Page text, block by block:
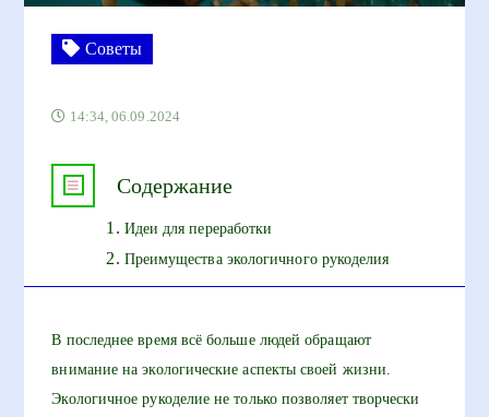
Советы
14:34, 06.09.2024
Содержание
Идеи для переработки
Преимущества экологичного рукоделия
В последнее время всё больше людей обращают
внимание на экологические аспекты своей жизни.
Экологичное рукоделие не только позволяет творчески